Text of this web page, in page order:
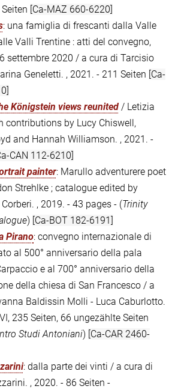
[Ca-MAZ 660-6220]
: una famiglia di frescanti dalla Valle
Valli Trentine : atti del convegno,
settembre 2020 / a cura di Tarcisio
Geneletti. , 2021. - 211 Seiten [Ca-
Königstein views reunited / Letizia
contributions by Lucy Chiswell,
and Hannah Williamson. , 2021. -
CAN 112-6210]
painter: Marullo adventurere poet
Strehlke ; catalogue edited by
, 2019. - 43 pages - (Trinity
) [Ca-BOT 182-6191]
Pirano: convegno internazionale di
al 500° anniversario della pala
e al 700° anniversario della
della chiesa di San Francesco / a
Baldissin Molli - Luca Caburlotto.
235 Seiten, 66 ungezählte Seiten
Studi Antoniani) [Ca-CAR 2460-
: dalla parte dei vinti / a cura di
, 2020. - 86 Seiten -